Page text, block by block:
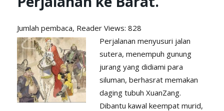
Jumlah pembaca, ReaderViews: 828
Perjalanan menyusuri jalan
sutera, menempuh gunung
jurang yang didiami para
siluman, berhasrat memakan
daging tubuh XuanZang.
Dibantu kawal keempat murid,